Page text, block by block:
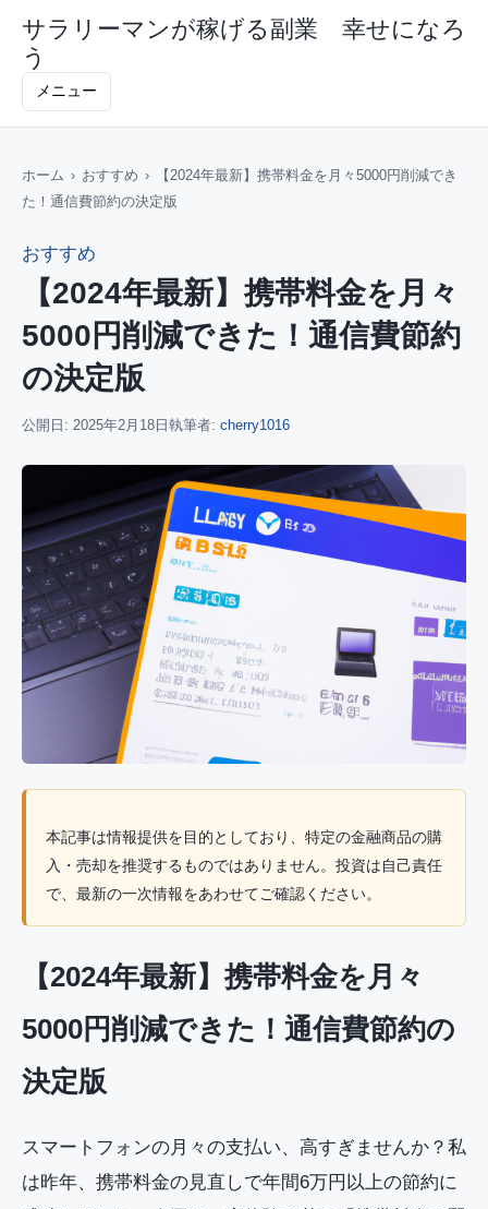
サラリーマンが稼げる副業 幸せになろ
う
メニュー
ホーム › おすすめ ›
【2024年最新】携帯料金を月々5000円削減でき
た！通信費節約の決定版
おすすめ
【2024年最新】携帯料金を月々
5000円削減できた！通信費節約
の決定版
公開日: 2025年2月18日 執筆者: cherry1016
本記事は情報提供を目的としており、特定の金融商品の購
入・売却を推奨するものではありません。投資は自己責任
で、最新の一次情報をあわせてご確認ください。
【2024年最新】携帯料金を月々
5000円削減できた！通信費節約の
決定版
スマートフォンの月々の支払い、高すぎませんか？私
は昨年、携帯料金の見直しで年間6万円以上の節約に